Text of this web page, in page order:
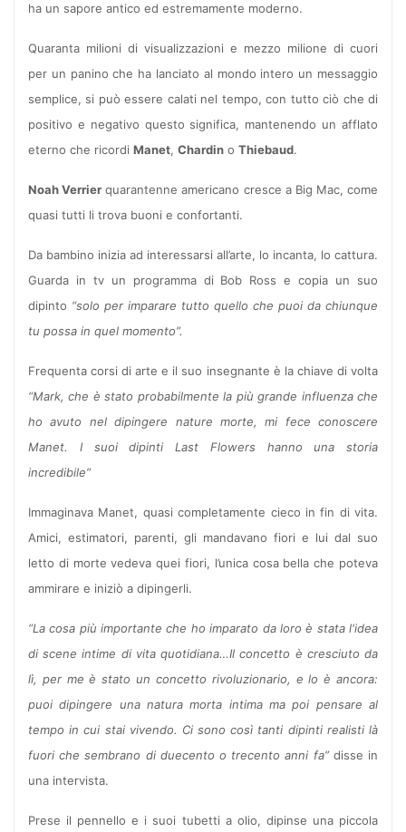
ha un sapore antico ed estremamente moderno.
Quaranta milioni di visualizzazioni e mezzo milione di cuori
per un panino che ha lanciato al mondo intero un messaggio
semplice, si può essere calati nel tempo, con tutto ciò che di
positivo e negativo questo significa, mantenendo un afflato
eterno che ricordi Manet, Chardin o Thiebaud.
Noah Verrier quarantenne americano cresce a Big Mac, come
quasi tutti li trova buoni e confortanti.
Da bambino inizia ad interessarsi all’arte, lo incanta, lo cattura.
Guarda in tv un programma di Bob Ross e copia un suo
dipinto “solo per imparare tutto quello che puoi da chiunque
tu possa in quel momento”.
Frequenta corsi di arte e il suo insegnante è la chiave di volta
“Mark, che è stato probabilmente la più grande influenza che
ho avuto nel dipingere nature morte, mi fece conoscere
Manet. I suoi dipinti Last Flowers hanno una storia
incredibile”
Immaginava Manet, quasi completamente cieco in fin di vita.
Amici, estimatori, parenti, gli mandavano fiori e lui dal suo
letto di morte vedeva quei fiori, l’unica cosa bella che poteva
ammirare e iniziò a dipingerli.
“La cosa più importante che ho imparato da loro è stata l'idea
di scene intime di vita quotidiana…Il concetto è cresciuto da
lì, per me è stato un concetto rivoluzionario, e lo è ancora:
puoi dipingere una natura morta intima ma poi pensare al
tempo in cui stai vivendo. Ci sono così tanti dipinti realisti là
fuori che sembrano di duecento o trecento anni fa”disse in
una intervista.
Prese il pennello e i suoi tubetti a olio, dipinse una piccola